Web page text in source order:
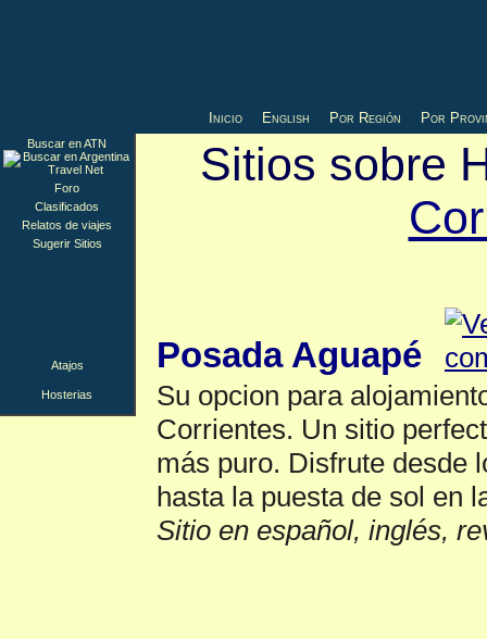
Inicio English Por Región Por
Sitios sobre
Posada Aguapé
Su opcion para
Corrientes. Un sitio
más puro. Disfrute desde
hasta la puesta de sol en
Sitio en español, inglés,
Buscar en ATN
Foro
Clasificados
Relatos de viajes
Sugerir Sitios
Atajos
Hosterias